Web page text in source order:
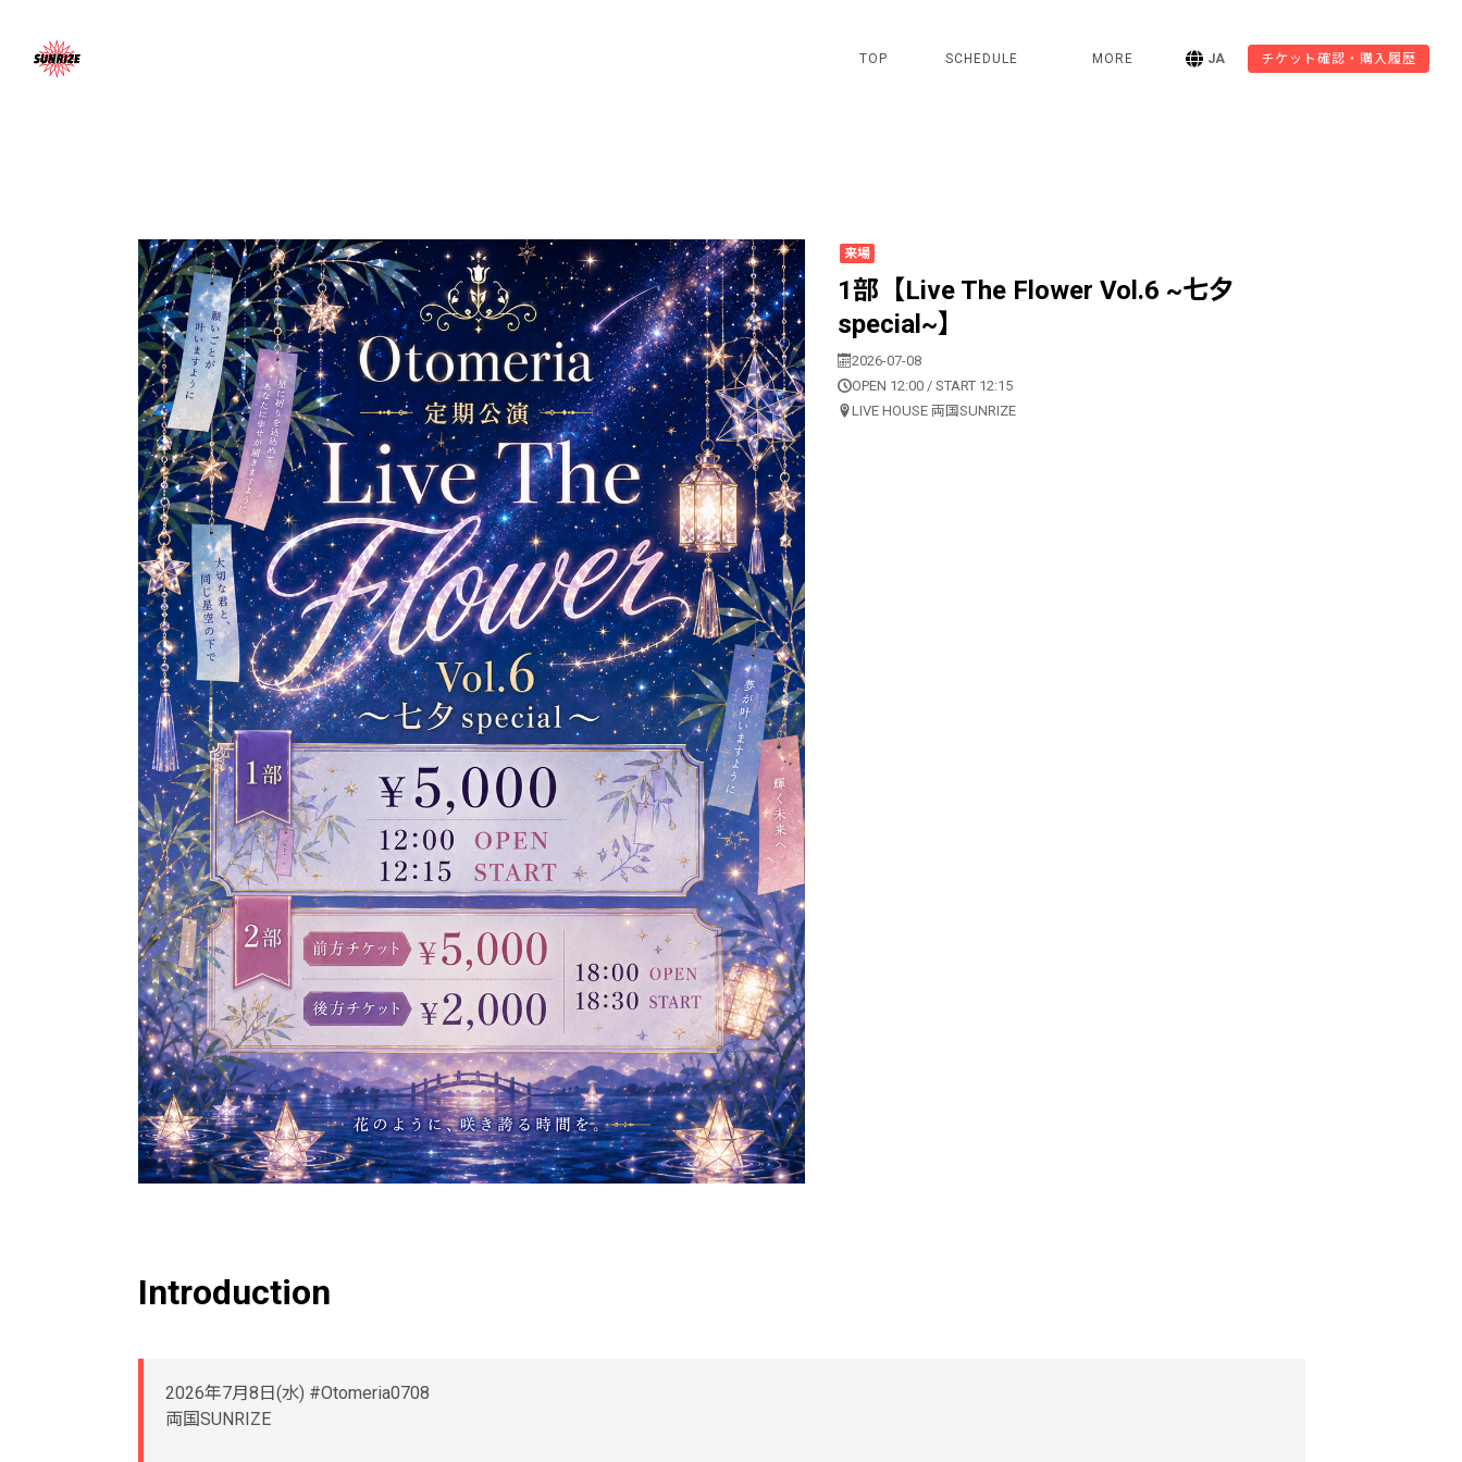
TOP SCHEDULE MORE JA チケット確認・購入履歴
来場
1部【Live The Flower Vol.6 ~七夕
special~】
2026-07-08
OPEN 12:00 / START 12:15
LIVE HOUSE 両国SUNRIZE
Introduction
2026年7月8日(水) #Otomeria0708
両国SUNRIZE